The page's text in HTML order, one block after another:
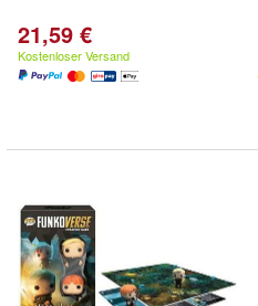
21,59 €
Kostenloser Versand